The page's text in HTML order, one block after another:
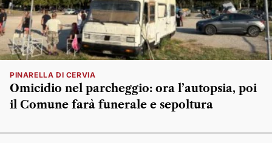
PINARELLA DI CERVIA
Omicidio nel parcheggio: ora l’autopsia, poi
il Comune farà funerale e sepoltura